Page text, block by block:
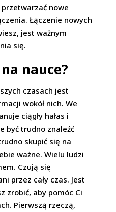
nowe
Łączenie nowych
jest ważnym
się.
nauce?
czasach jest
wokół nich. We
ciągły hałas i
być trudno znaleźć
skupić się na
ważne. Wielu ludzi
Czują się
przez cały czas. Jest
zrobić, aby pomóc Ci
Pierwszą rzeczą,